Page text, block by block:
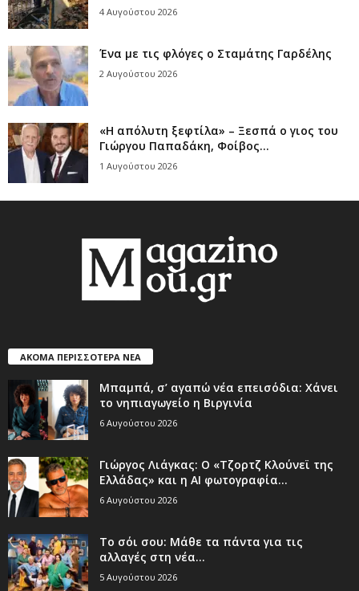
4 Αυγούστου 2026
Ένα με τις φλόγες ο Σταμάτης Γαρδέλης
2 Αυγούστου 2026
«Η απόλυτη ξεφτίλα» – Ξεσπά ο γιος του
Γιώργου Παπαδάκη, Φοίβος...
1 Αυγούστου 2026
ΑΚΟΜΑ ΠΕΡΙΣΣΟΤΕΡΑ ΝΕΑ
Μπαμπά, σ’ αγαπώ νέα επεισόδια: Χάνει
το νηπιαγωγείο η Βιργινία
6 Αυγούστου 2026
Γιώργος Λιάγκας: Ο «Τζορτζ Κλούνεϊ της
Ελλάδας» και η AI φωτογραφία...
6 Αυγούστου 2026
Το σόι σου: Μάθε τα πάντα για τις
αλλαγές στη νέα...
5 Αυγούστου 2026